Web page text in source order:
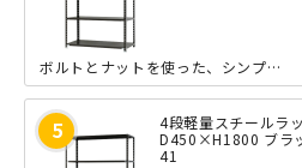
ボルトとナットを使った、シンプルな軽量ラック「NCシリーズ」の小回りの利くW12...
4段軽量スチールラ
D450×H1800 ブラ
41